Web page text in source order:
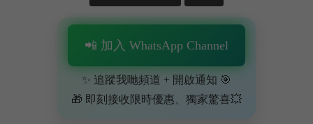
📲 加入 WhatsApp Channel
✨ 追蹤我哋頻道 + 開啟通知 🎯
🎁 即刻接收限時優惠、獨家驚喜💥